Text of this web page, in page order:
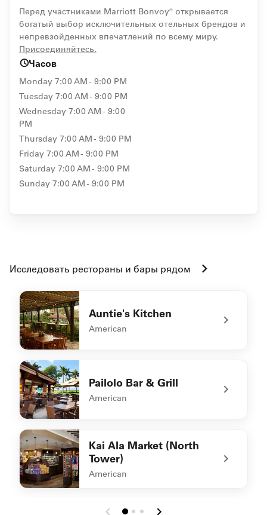
Перед участниками Marriott Bonvoy® открывается
богатый выбор исключительных отельных брендов и
непревзойденных впечатлений по всему миру.
Присоединяйтесь.
Часов
Monday 7:00 AM - 9:00 PM
Tuesday 7:00 AM - 9:00 PM
Wednesday 7:00 AM - 9:00
PM
Thursday 7:00 AM - 9:00 PM
Friday 7:00 AM - 9:00 PM
Saturday 7:00 AM - 9:00 PM
Sunday 7:00 AM - 9:00 PM
Исследовать рестораны и бары рядом
Auntie's Kitchen
American
undefined Auntie's Kitchen
Pailolo Bar & Grill
American
undefined Pailolo Bar & Grill
Kai Ala Market (North
Tower)
American